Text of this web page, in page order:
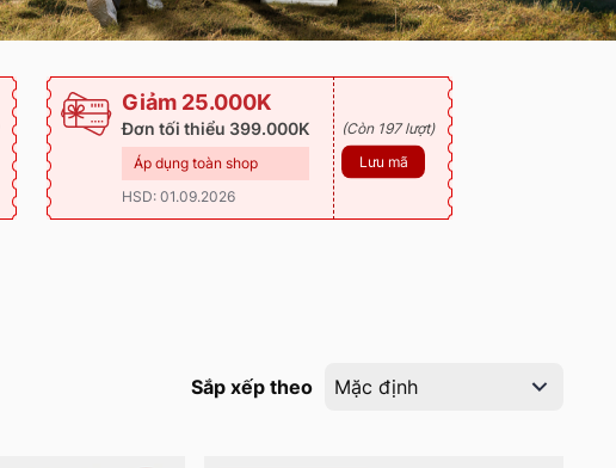
Giảm 25.000K
Đơn tối thiểu 399.000K
Áp dụng toàn shop
HSD: 01.09.2026
(Còn 197 lượt)
Lưu mã
Sắp xếp theo Mặc định